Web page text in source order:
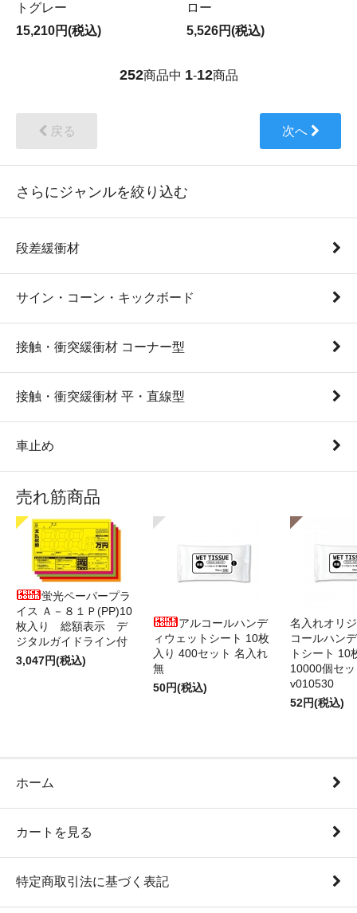
トグレー
15,210円(税込)
ロー
5,526円(税込)
252商品中 1-12商品
戻る 次へ
さらにジャンルを絞り込む
段差緩衝材
サイン・コーン・キックボード
接触・衝突緩衝材 コーナー型
接触・衝突緩衝材 平・直線型
車止め
売れ筋商品
蛍光ペーパープラ
イス Ａ－８１Ｐ(PP)10
枚入り 総額表示 デ
ジタルガイドライン付
3,047円(税込)
アルコールハンデ
ィウェットシート 10枚
入り 400セット 名入れ
無
50円(税込)
名入れオリ
コールハン
トシート 10
10000個セ
v010530
52円(税込)
ホーム
カートを見る
特定商取引法に基づく表記